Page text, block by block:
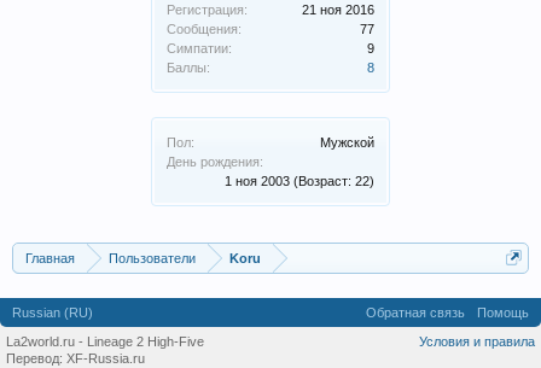
Регистрация:
21 ноя 2016
Сообщения:
77
Симпатии:
9
Баллы:
8
Пол:
Мужской
День рождения:
1 ноя 2003 (Возраст: 22)
Главная Пользователи Koru
Russian (RU) Обратная связь
Помощь
Условия и правила
La2world.ru - Lineage 2 High-Five
Перевод: XF-Russia.ru